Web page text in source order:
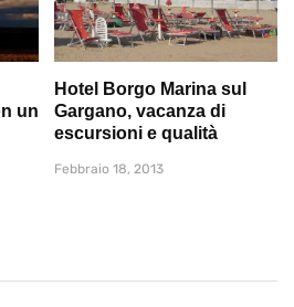
un
Hotel Borgo Marina sul
Gargano, vacanza di
escursioni e qualità
Febbraio 18, 2013